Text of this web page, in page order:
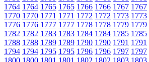
1764 1764 1765 1765 1766 1766 1767 1767
1770 1770 1771 1771 1772 1772 1773 1773
1776 1776 1777 1777 1778 1778 1779 1779
1782 1782 1783 1783 1784 1784 1785 1785
1788 1788 1789 1789 1790 1790 1791 1791
1794 1794 1795 1795 1796 1796 1797 1797